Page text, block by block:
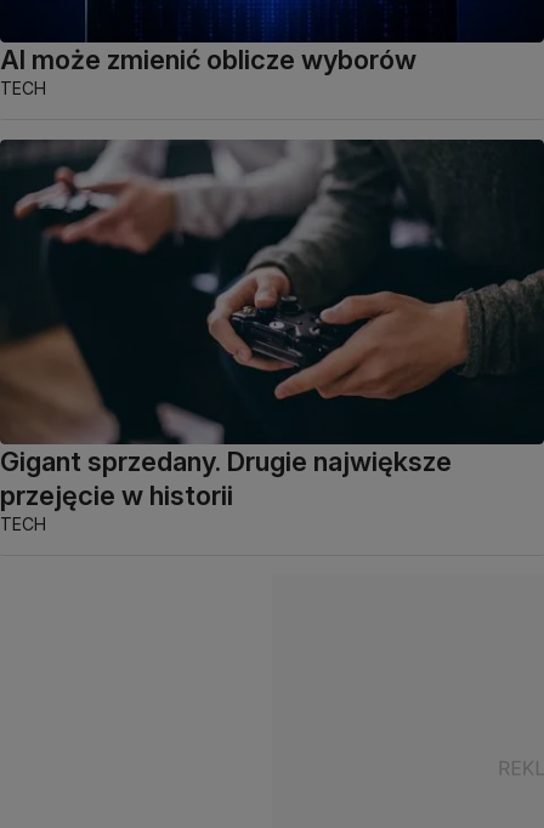
AI może zmienić oblicze wyborów
TECH
Gigant sprzedany. Drugie największe
przejęcie w historii
TECH